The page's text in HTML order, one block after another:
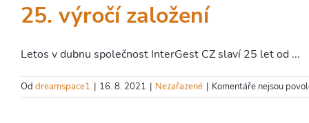
25. výročí založení
Letos v dubnu společnost InterGest CZ slaví 25 let od ...
Od dreamspace1 | 16. 8. 2021 | Nezařazené | Komentáře nejsou